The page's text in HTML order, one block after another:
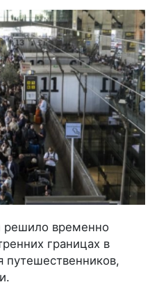
решило временно
границах в
путешественников,